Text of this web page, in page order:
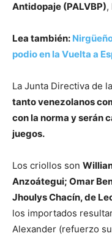
Antidopaje (PALVBP),
Lea también:
podio en la Vuelta a
La Junta Directiva de
tanto venezolanos
con la norma y serán
juegos.
Los criollos son
Anzoátegui; Omar
Jhoulys Chacín, de
los importados
Alexander (refuerzo